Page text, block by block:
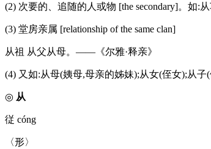
(2) 次要的、追随的人或物 [the secondary]。如:
(3) 堂房亲属 [relationship of the same clan]
从祖 从父从母。——《尔雅·释亲》
(4) 又如:从母(姨母,母亲的姊妹);从女(侄女);从
◎ 从
従 cóng
〈形〉